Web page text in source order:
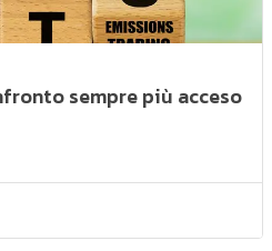
sempre più acceso